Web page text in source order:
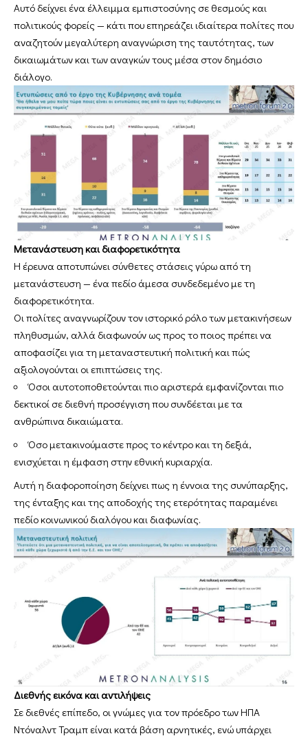
Αυτό δείχνει ένα έλλειμμα εμπιστοσύνης σε θεσμούς και
πολιτικούς φορείς — κάτι που επηρεάζει ιδιαίτερα πολίτες που
αναζητούν μεγαλύτερη αναγνώριση της ταυτότητας, των
δικαιωμάτων και των αναγκών τους μέσα στον δημόσιο
διάλογο.
Μετανάστευση και διαφορετικότητα
Η έρευνα αποτυπώνει σύνθετες στάσεις γύρω από τη
μετανάστευση — ένα πεδίο άμεσα συνδεδεμένο με τη
διαφορετικότητα.
Οι πολίτες αναγνωρίζουν τον ιστορικό ρόλο των μετακινήσεων
πληθυσμών, αλλά διαφωνούν ως προς το ποιος πρέπει να
αποφασίζει για τη μεταναστευτική πολιτική και πώς
αξιολογούνται οι επιπτώσεις της.
Όσοι αυτοτοποθετούνται πιο αριστερά εμφανίζονται πιο
δεκτικοί σε διεθνή προσέγγιση που συνδέεται με τα
ανθρώπινα δικαιώματα.
Όσο μετακινούμαστε προς το κέντρο και τη δεξιά,
ενισχύεται η έμφαση στην εθνική κυριαρχία.
Αυτή η διαφοροποίηση δείχνει πως η έννοια της συνύπαρξης,
της ένταξης και της αποδοχής της ετερότητας παραμένει
πεδίο κοινωνικού διαλόγου και διαφωνίας.
Διεθνής εικόνα και αντιλήψεις
Σε διεθνές επίπεδο, οι γνώμες για τον πρόεδρο των ΗΠΑ
Ντόναλντ Τραμπ είναι κατά βάση αρνητικές, ενώ υπάρχει